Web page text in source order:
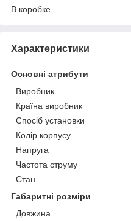
В коробке
Характеристики
Основні атрибути
Виробник
Країна виробник
Спосіб установки
Колір корпусу
Напруга
Частота струму
Стан
Габаритні розміри
Довжина